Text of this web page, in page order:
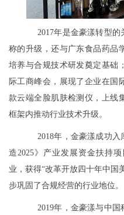
2017年是金豪漾转型
称的升级，还与广东食品药品
培养与合规技术研发奠定基础
际工商峰会，展现了企业在国
款云端全脸肌肤检测仪，上线
框架内推动行业技术升级。
2018年，金豪漾成功
造2025》产业发展资金扶持
业，获得“改革开放四十年中国
步巩固了合规经营的行业地位。
2019年，金豪漾与中国